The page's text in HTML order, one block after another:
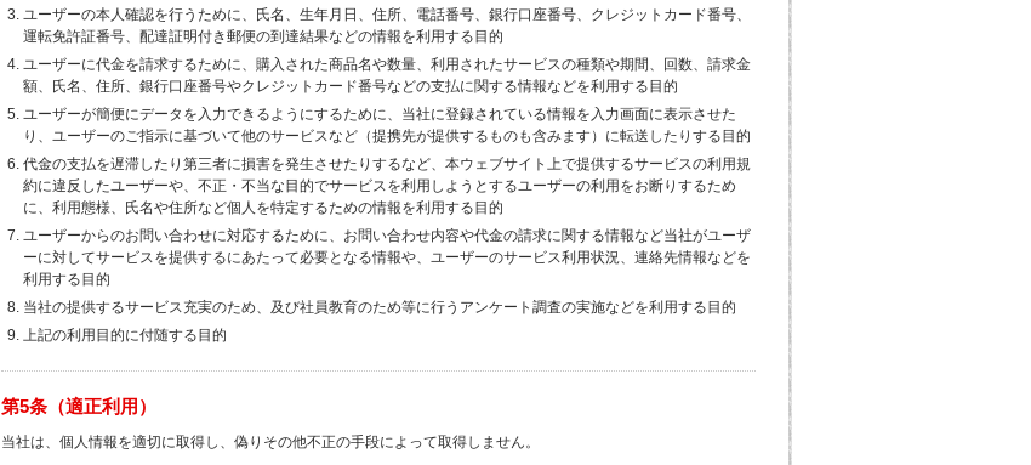
ユーザーの本人確認を行うために、氏名、生年月日、住所、電話番号、銀行口座番号、クレジットカード番号、
運転免許証番号、配達証明付き郵便の到達結果などの情報を利用する目的
ユーザーに代金を請求するために、購入された商品名や数量、利用されたサービスの種類や期間、回数、請求金
額、氏名、住所、銀行口座番号やクレジットカード番号などの支払に関する情報などを利用する目的
ユーザーが簡便にデータを入力できるようにするために、当社に登録されている情報を入力画面に表示させた
り、ユーザーのご指示に基づいて他のサービスなど（提携先が提供するものも含みます）に転送したりする目的
代金の支払を遅滞したり第三者に損害を発生させたりするなど、本ウェブサイト上で提供するサービスの利用規
約に違反したユーザーや、不正・不当な目的でサービスを利用しようとするユーザーの利用をお断りするため
に、利用態様、氏名や住所など個人を特定するための情報を利用する目的
ユーザーからのお問い合わせに対応するために、お問い合わせ内容や代金の請求に関する情報など当社がユーザ
ーに対してサービスを提供するにあたって必要となる情報や、ユーザーのサービス利用状況、連絡先情報などを
利用する目的
当社の提供するサービス充実のため、及び社員教育のため等に行うアンケート調査の実施などを利用する目的
上記の利用目的に付随する目的
第5条（適正利用）
当社は、個人情報を適切に取得し、偽りその他不正の手段によって取得しません。